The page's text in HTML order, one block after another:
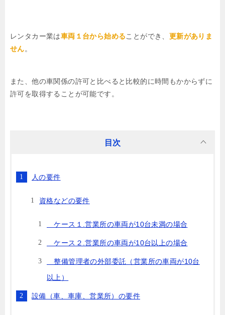
レンタカー業は車両１台から始めることができ、 更新がありま
せん。
また、他の車関係の許可と比べると比較的に時間もかからずに
許可を取得することが可能です。
目次
人の要件
資格などの要件
ケース１.営業所の車両が10台未満の場合
ケース２.営業所の車両が10台以上の場合
整備管理者の外部委託（営業所の車両が10台
以上）
設備（車、車庫、営業所）の要件